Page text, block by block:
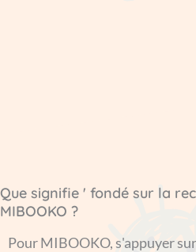
Que signifie ' fondé sur la
MIBOOKO ?
Pour MIBOOKO, s'appuyer